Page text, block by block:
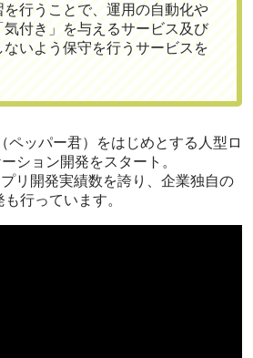
行うことで、運用の自動化や
気付き」を与えるサービス及び
いよう保守を行うサービスを
ペッパー君）をはじめとする人型ロ
ション開発をスタート。
リ開発実績数を誇り、企業独自の
行っています。